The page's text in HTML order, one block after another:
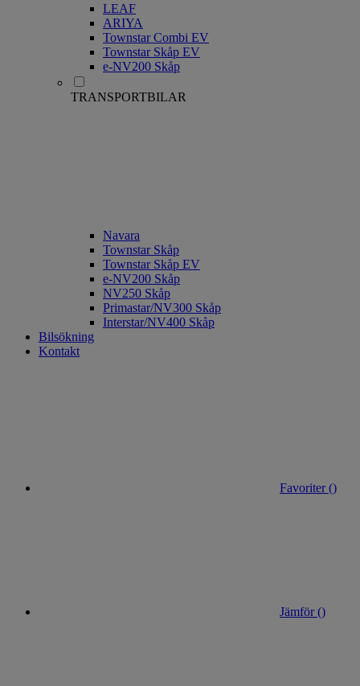
LEAF
ARIYA
Townstar Combi EV
Townstar Skåp EV
e-NV200 Skåp
TRANSPORTBILAR
Navara
Townstar Skåp
Townstar Skåp EV
e-NV200 Skåp
NV250 Skåp
Primastar/NV300 Skåp
Interstar/NV400 Skåp
Bilsökning
Kontakt
Favoriter ()
Jämför ()